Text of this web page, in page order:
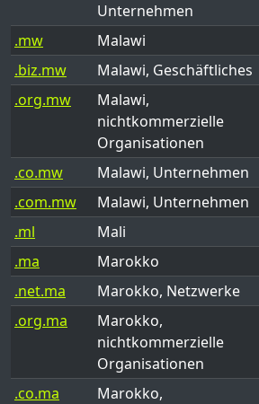
Unternehmen
.mw Malawi
.biz.mw
Malawi, Geschäftliches
.org.mw
Malawi,
nichtkommerzielle
Organisationen
.co.mw Malawi, Unternehmen
.com.mw
Malawi, Unternehmen
.ml
Mali
.ma
Marokko
.net.ma
Marokko, Netzwerke
.org.ma
Marokko,
nichtkommerzielle
Organisationen
.co.ma
Marokko,